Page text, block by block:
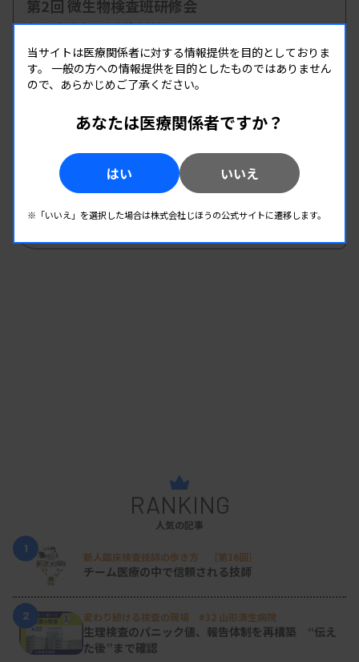
第2回 微生物検査班研修会
主催 :和歌山県臨床検査技師会
開催場所 : 和歌山県 | WEB
微生物
08.22（土）-2026.08.22（土）
2026年度第1回北信支部学習会
長野県臨床検査技師会
RANKING
人気の記事
1
新人臨床検査技師の歩き方 ［第16回］
チーム医療の中で信頼される技師
2 変わり続ける検査の現場 #32 山形済生病院
生理検査のパニック値、報告体制を再構築 “伝え
た後”まで確認
当サイトは医療関係者に対する情報提供を目的としておりま
す。 一般の方への情報提供を目的としたものではありません
ので、あらかじめご了承ください。
あなたは医療関係者ですか？
はい いいえ
※「いいえ」を選択した場合は株式会社じほうの公式サイトに遷移します。